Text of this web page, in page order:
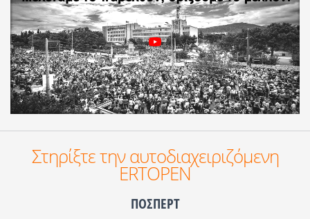
Στηρίξτε την αυτοδιαχειριζόμενη
ERTOPEN
ΠΟΣΠΕΡΤ